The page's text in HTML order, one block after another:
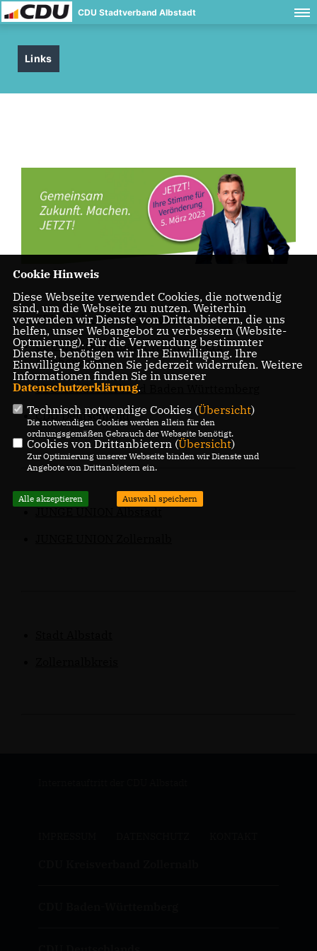
CDU Stadtverband Albstadt
Links
CDU Kreisverband Zollernalb
CDU Bezirksverband Württemberg
/ Hohenzollern
CDU Landesverband Baden Württemberg
CDU Deutschland
Cookie Hinweis
Diese Webseite verwendet Cookies, die notwendig
sind, um die Webseite zu nutzen. Weiterhin
verwenden wir Dienste von Drittanbietern, die uns
helfen, unser Webangebot zu verbessern (Website-
Optmierung). Für die Verwendung bestimmter
Dienste, benötigen wir Ihre Einwilligung. Ihre
Einwilligung können Sie jederzeit widerrufen. Weitere
Informationen finden Sie in unserer
Datenschutzerklärung.
Technisch notwendige Cookies (Übersicht)
Die notwendigen Cookies werden allein für den
ordnungsgemäßen Gebrauch der Webseite benötigt.
Cookies von Drittanbietern (Übersicht)
Zur Optimierung unserer Webseite binden wir Dienste und
Angebote von Drittanbietern ein.
Alle akzeptieren Auswahl speichern